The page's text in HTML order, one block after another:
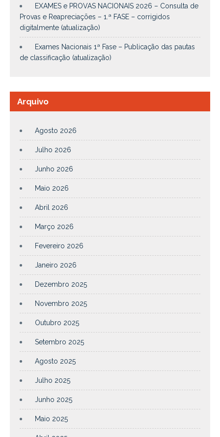
EXAMES e PROVAS NACIONAIS 2026 – Consulta de
Provas e Reapreciações – 1.ª FASE – corrigidos
digitalmente (atualização)
Exames Nacionais 1ª Fase – Publicação das pautas
de classificação (atualização)
Arquivo
Agosto 2026
Julho 2026
Junho 2026
Maio 2026
Abril 2026
Março 2026
Fevereiro 2026
Janeiro 2026
Dezembro 2025
Novembro 2025
Outubro 2025
Setembro 2025
Agosto 2025
Julho 2025
Junho 2025
Maio 2025